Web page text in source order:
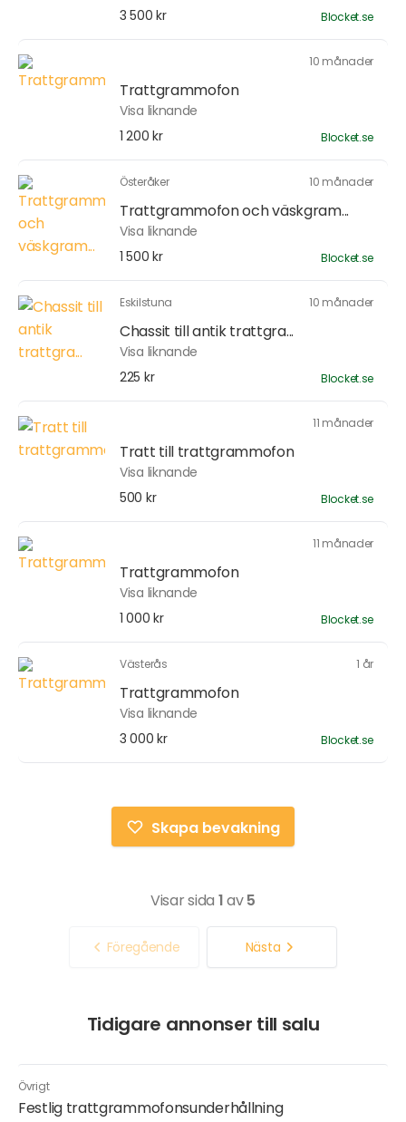
3 500 kr Blocket.se
10 månader
Trattgrammofon
Visa liknande
1 200 kr
Blocket.se
Österåker 10 månader
Trattgrammofon och väskgram...
Visa liknande
1 500 kr
Blocket.se
Eskilstuna 10 månader
Chassit till antik trattgra...
Visa liknande
225 kr
Blocket.se
11 månader
Tratt till trattgrammofon
Visa liknande
500 kr
Blocket.se
11 månader
Trattgrammofon
Visa liknande
1 000 kr
Blocket.se
Västerås 1 år
Trattgrammofon
Visa liknande
3 000 kr
Blocket.se
Skapa bevakning
Visar sida 1av5
Föregående Nästa
Tidigare annonser till salu
Övrigt
Festlig trattgrammofonsunderhållning